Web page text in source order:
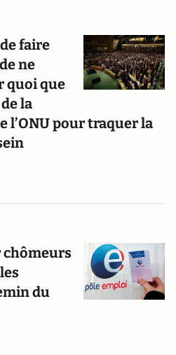
faire
ne
quoi que
la
l’ONU pour traquer la
chômeurs
du